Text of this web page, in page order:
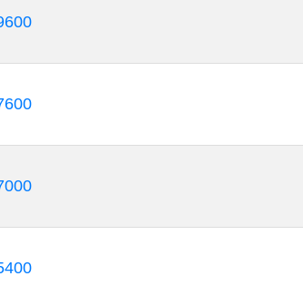
động theo nguyên lý hút đẩy tương tự
mồi không cần bơm mồi khi máy bơm
động cơ.
bơm hóa chất tự mồi bao gồm quy trình
bơm: